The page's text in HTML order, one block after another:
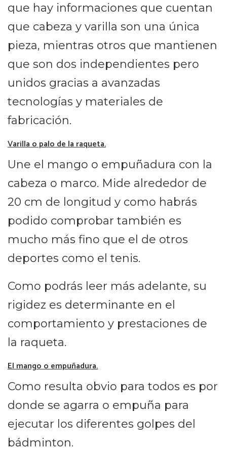
que hay informaciones que cuentan
que cabeza y varilla son una única
pieza, mientras otros que mantienen
que son dos independientes pero
unidos gracias a avanzadas
tecnologías y materiales de
fabricación.
Varilla o palo de la raqueta.
Une el mango o empuñadura con la
cabeza o marco. Mide alrededor de
20 cm de longitud y como habrás
podido comprobar también es
mucho más fino que el de otros
deportes como el tenis.
Como podrás leer más adelante, su
rigidez es determinante en el
comportamiento y prestaciones de
la raqueta.
El mango o empuñadura.
Como resulta obvio para todos es por
donde se agarra o empuña para
ejecutar los diferentes golpes del
bádminton.